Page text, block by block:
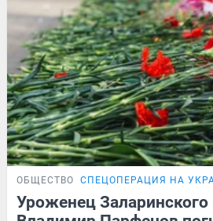
ОБЩЕСТВО СПЕЦОПЕРАЦИЯ НА
Уроженец Заларинского